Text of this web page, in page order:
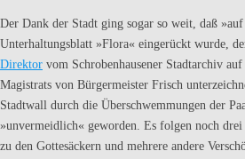
Der Dank der Stadt ging sogar so weit, daß
Unterhaltungsblatt »Flora« eingerückt wurde,
Direktor vom Schrobenhausener Stadt­archiv
Magistrats von Bür­germeister Frisch
Stadtwall durch die Überschwemmungen der
»unvermeidlich« geworden. Es folgen noch drei
zu den Gottesäckern und mehrere andere